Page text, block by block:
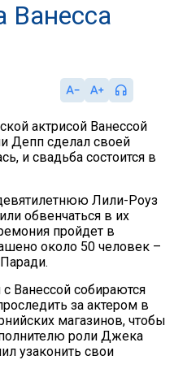
Ванесса
актрисой Ванессой
Депп сделал своей
и свадьба состоится в
Лили-Роуз
обвенчаться в их
пройдет в
около 50 человек –
Ванессой собираются
за актером в
магазинов, чтобы
роли Джека
узаконить свои